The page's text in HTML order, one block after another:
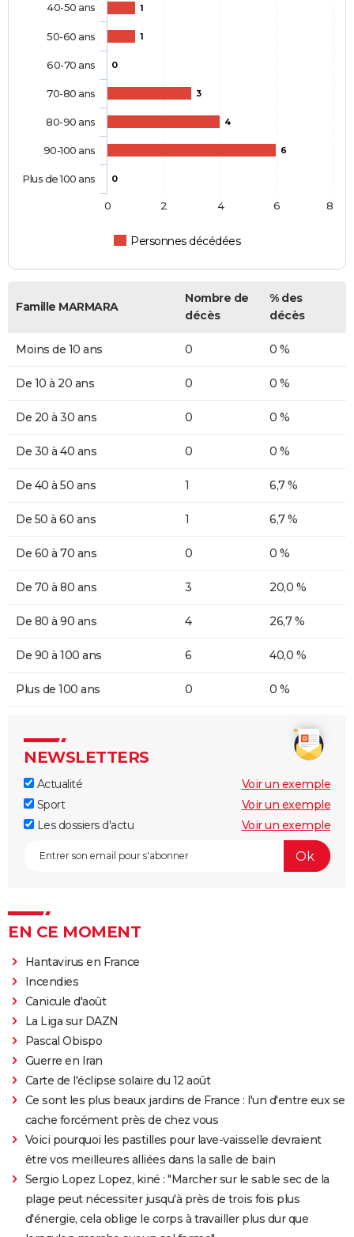
1
1
0
3
4
6
0
Personnes décédées
40-50 ans
50-60 ans
60-70 ans
70-80 ans
80-90 ans
90-100 ans
Plus de 100 ans
0 2 4 6 8
Famille MARMARA
Nombre de
décès
% des
décès
Moins de 10 ans 0 0 %
De 10 à 20 ans 0 0 %
De 20 à 30 ans 0 0 %
De 30 à 40 ans 0 0 %
De 40 à 50 ans 1 6,7 %
De 50 à 60 ans 1 6,7 %
De 60 à 70 ans 0 0 %
De 70 à 80 ans 3 20,0 %
De 80 à 90 ans 4 26,7 %
De 90 à 100 ans 6 40,0 %
Plus de 100 ans 0 0 %
NEWSLETTERS
Actualité
Voir un exemple
Sport
Voir un exemple
Les dossiers d'actu
Voir un exemple
EN CE MOMENT
Hantavirus en France
Incendies
Canicule d'août
La Liga sur DAZN
Pascal Obispo
Guerre en Iran
Carte de l'éclipse solaire du 12 août
Ce sont les plus beaux jardins de France : l'un d'entre eux se
cache forcément près de chez vous
Voici pourquoi les pastilles pour lave-vaisselle devraient
être vos meilleures alliées dans la salle de bain
Sergio Lopez Lopez, kiné : "Marcher sur le sable sec de la
plage peut nécessiter jusqu'à près de trois fois plus
d'énergie, cela oblige le corps à travailler plus dur que